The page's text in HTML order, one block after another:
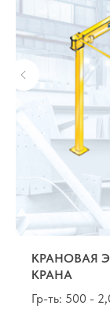
КРАНОВАЯ
КРАНА
Гр-ть: 500 -